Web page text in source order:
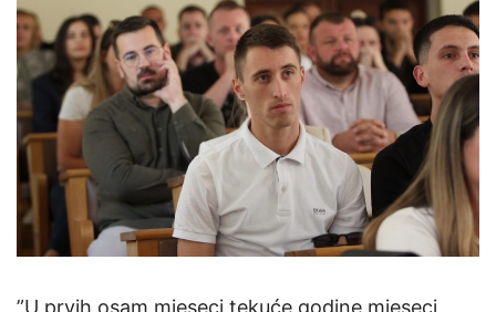
”U prvih osam mjeseci tekuće godine mjeseci